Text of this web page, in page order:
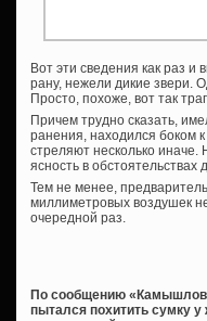
Вот эти сведения как раз
рану, нежели дикие звери.
Просто, похоже, вот так
Причем трудно сказать,
ранения, находился боком
стреляют несколько иначе.
ясность в обстоятельствах
Тем не менее,
миллиметровых воздушек не
очередной раз.
По сообщению
пытался похитить сумку